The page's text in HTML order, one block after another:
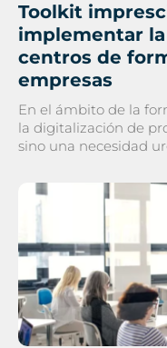
Toolkit
implementar
centros de
empresas
En el ámbito de la
la digitalización de
sino una necesidad